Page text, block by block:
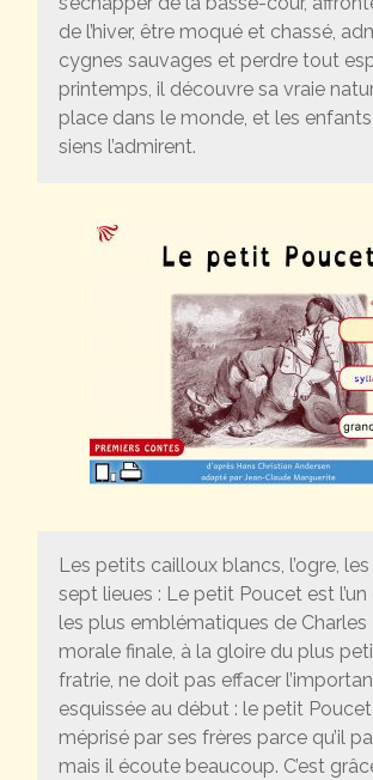
de l’hiver, être moqué et chassé,
cygnes sauvages et perdre tout
printemps, il découvre sa vraie
place dans le monde, et les
siens l’admirent.
Les petits cailloux blancs, l’ogre,
sept lieues : Le petit Poucet est
les plus emblématiques de Charles
morale finale, à la gloire du plus
fratrie, ne doit pas effacer
esquissée au début : le petit
méprisé par ses frères parce qu’il
mais il écoute beaucoup. C’est